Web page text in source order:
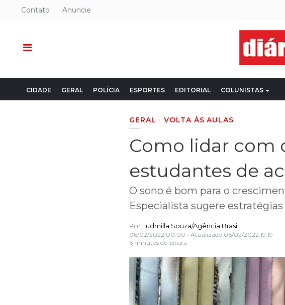
Contato Anuncie
CIDADE GERAL POLÍCIA ESPORTES EDITORIAL COLUNISTAS
GERAL VOLTA ÀS AULAS
Como lidar com
estudantes de
O sono é bom para o
Especialista sugere
Por Ludmilla Souza/Agência Brasil
06/02/2022 00:00 • Atualizado 06/02/2022 19:19
6 minutos de leitura